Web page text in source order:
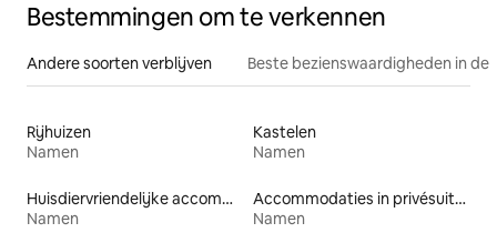
Bestemmingen om te verkennen
Andere soorten verblijven Beste bezienswaardigheden in de
Rijhuizen
Namen
Kastelen
Namen
Huisdiervriendelijke accommodaties
Namen
Accommodaties in privésuites
Namen